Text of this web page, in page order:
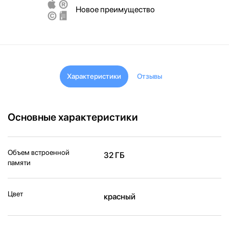
Новое преимущество
Характеристики Отзывы
Основные характеристики
Объем встроенной
памяти
32 ГБ
Цвет красный